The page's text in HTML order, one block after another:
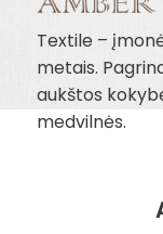
Textile –
metais.
aukštos
medvilnės.